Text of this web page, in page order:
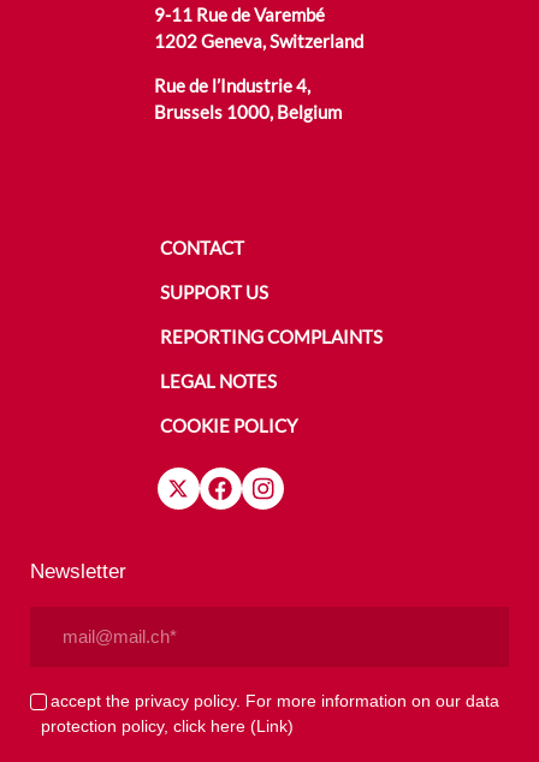
9-11 Rue de Varembé
1202 Geneva, Switzerland
Rue de l’Industrie 4,
Brussels 1000, Belgium
CONTACT
SUPPORT US
REPORTING COMPLAINTS
LEGAL NOTES
COOKIE POLICY
Newsletter
Privacy
(Required)
I accept the privacy policy. For more information on our data
protection policy, click here(Link)